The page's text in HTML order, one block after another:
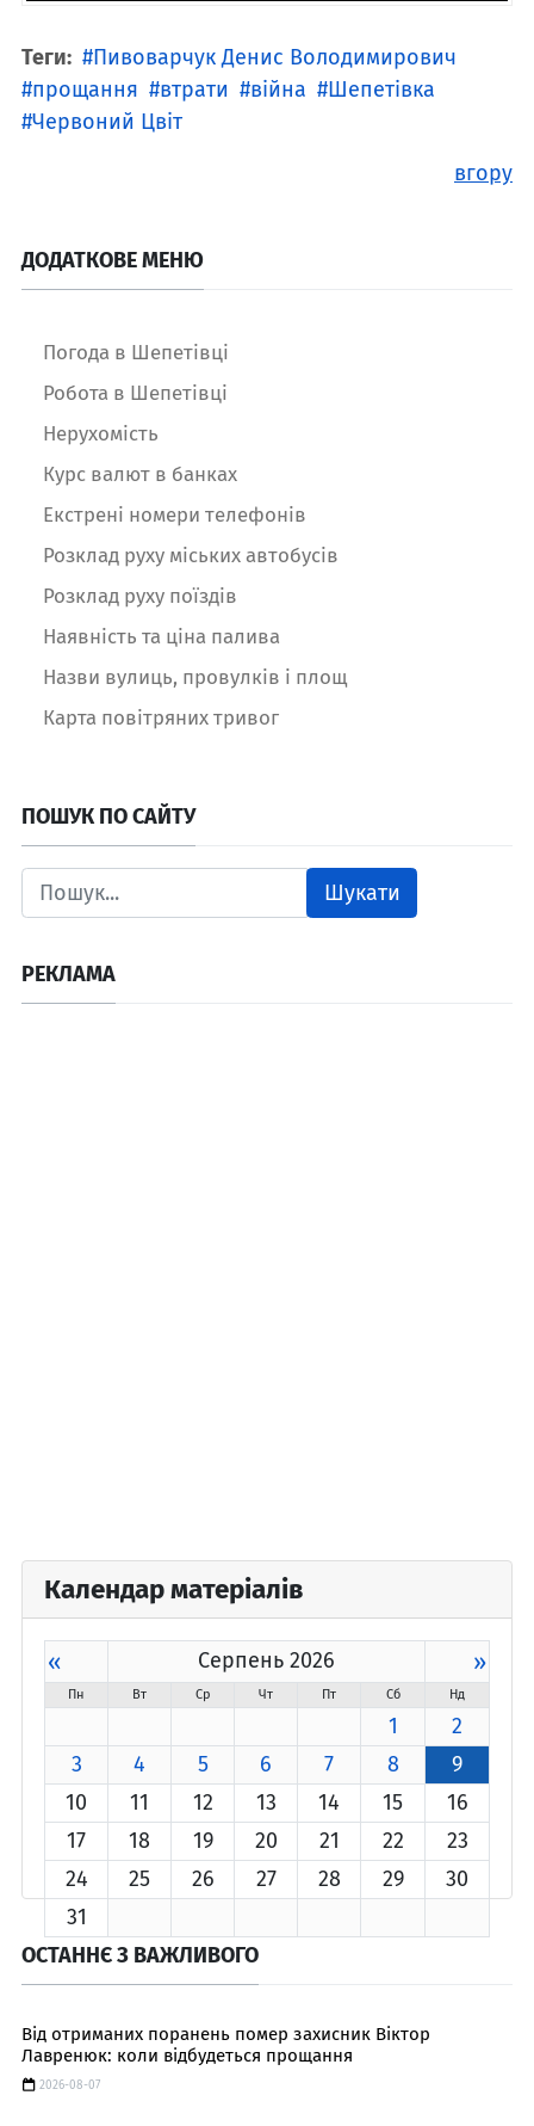
Теги:
Пивоварчук Денис Володимирович
прощання
втрати війна
Шепетівка
Червоний Цвіт
вгору
ДОДАТКОВЕ МЕНЮ
Погода в Шепетівці
Робота в Шепетівці
Нерухомість
Курс валют в банках
Екстрені номери телефонів
Розклад руху міських автобусів
Розклад руху поїздів
Наявність та ціна палива
Назви вулиць, провулків і площ
Карта повітряних тривог
ПОШУК ПО САЙТУ
Шукати
РЕКЛАМА
Календар матеріалів
« Серпень 2026 »
Пн Вт Ср Чт Пт Сб Нд
1
2
3
4 5 6 7 8
9
10
11 12 13 14 15
16
17
18 19 20 21 22
23
24
25 26 27 28 29
30
31
ОСТАННЄ З ВАЖЛИВОГО
Від отриманих поранень помер захисник Віктор
Лавренюк: коли відбудеться прощання
2026-08-07